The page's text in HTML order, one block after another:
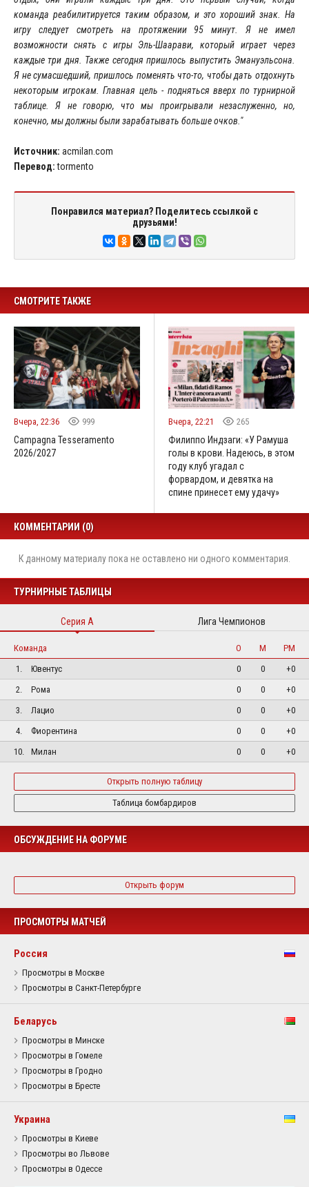
команда реабилитируется таким образом, и это хороший знак. На
игру следует смотреть на протяжении 95 минут. Я не имел
возможности снять с игры Эль-Шаарави, который играет через
каждые три дня. Также сегодня пришлось выпустить Эмануэльсона.
Я не сумасшедший, пришлось поменять что-то, чтобы дать отдохнуть
некоторым игрокам. Главная цель - подняться вверх по турнирной
таблице. Я не говорю, что мы проигрывали незаслуженно, но,
конечно, мы должны были зарабатывать больше очков."
Источник: acmilan.com
Перевод:tormento
Понравился материал? Поделитесь ссылкой с
друзьями!
СМОТРИТЕ ТАКЖЕ
Вчера, 22:36 999
Campagna Tesseramento
2026/2027
Вчера, 22:21 265
Филиппо Индзаги: «У Рамуша
голы в крови. Надеюсь, в этом
году клуб угадал с
форвардом, и девятка на
спине принесет ему удачу»
КОММЕНТАРИИ (0)
К данному материалу пока не оставлено ни одного комментария.
ТУРНИРНЫЕ ТАБЛИЦЫ
Серия А Лига Чемпионов
Команда О М
РМ
1.
Ювентус 0 0
+0
2.
Рома 0 0
+0
3.
Лацио 0 0
+0
4.
Фиорентина 0 0
+0
10.
Милан 0 0 +0
Открыть полную таблицу
Таблица бомбардиров
ОБСУЖДЕНИЕ НА ФОРУМЕ
Открыть форум
ПРОСМОТРЫ МАТЧЕЙ
Россия
Просмотры в Москве
Просмотры в Санкт-Петербурге
Беларусь
Просмотры в Минске
Просмотры в Гомеле
Просмотры в Гродно
Просмотры в Бресте
Украина
Просмотры в Киеве
Просмотры во Львове
Просмотры в Одессе